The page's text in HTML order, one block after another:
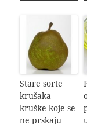
Stare sorte
krušaka –
kruške koje se
ne prskaju